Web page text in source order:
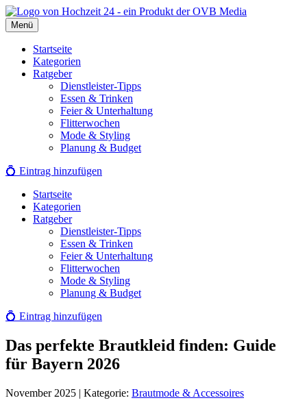
Zum
Inhalt
springen
Menü
Startseite
Kategorien
Ratgeber
Dienstleister-Tipps
Essen & Trinken
Feier & Unterhaltung
Flitterwochen
Mode & Styling
Planung & Budget
💍 Eintrag hinzufügen
Startseite
Kategorien
Ratgeber
Dienstleister-Tipps
Essen & Trinken
Feier & Unterhaltung
Flitterwochen
Mode & Styling
Planung & Budget
💍 Eintrag hinzufügen
Das perfekte Brautkleid finden: Guide
für Bayern 2026
November 2025 | Kategorie: Brautmode & Accessoires